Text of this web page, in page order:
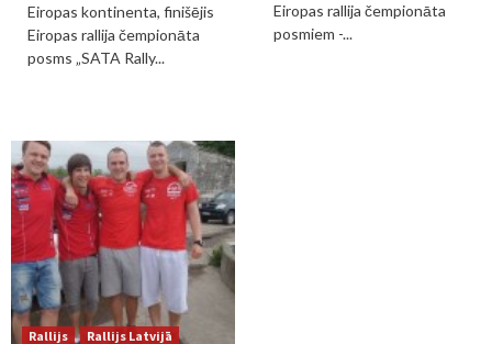
Eiropas kontinenta, finišējis
Eiropas rallija čempionāta
posms „SATA Rally...
Eiropas rallija čempionāta
posmiem -...
Rallijs
Rallijs Latvijā